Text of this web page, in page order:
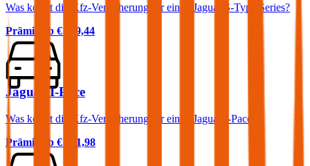
Was kostet die Kfz-Versicherung für einen Jaguar S-Type Series?
Prämie ab € 119,44
Jaguar I-Pace
Was kostet die Kfz-Versicherung für einen Jaguar I-Pace?
Prämie ab € 101,98